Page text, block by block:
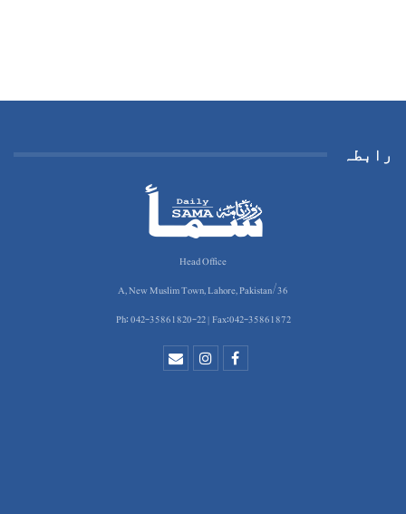
رابطہ
Head Office
36/A, New Muslim Town, Lahore, Pakistan
Ph: 042-35861820-22 | Fax:042-35861872